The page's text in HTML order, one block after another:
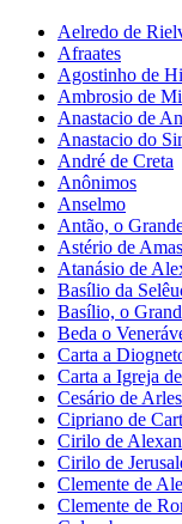
Aelredo de
Afraates
Agostinho de
Ambrosio de
Anastacio de
Anastacio do
André de Creta
Anônimos
Anselmo
Antão, o
Astério de
Atanásio de
Basílio da
Basílio, o
Beda o
Carta a
Carta a Igreja
Cesário de Arles
Cipriano de
Cirilo de
Cirilo de
Clemente de
Clemente de